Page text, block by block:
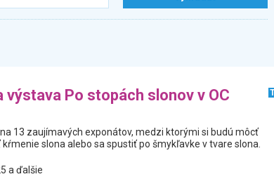
Po stopách slonov v OC
13 zaujímavých exponátov, medzi ktorými si budú môcť
slona alebo sa spustiť po šmykľavke v tvare slona.
a ďalšie